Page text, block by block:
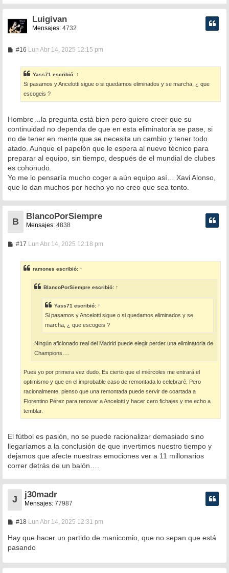
Luigivan
Mensajes:4732
#16M
s
a
j
e
Lun Abr 14, 2025 12:15 pm
Yass71 escribió: ↑
Si pasamos y Ancelotti sigue o si quedamos eliminados y se marcha, ¿ que
escogeis ?
Hombre…la pregunta está bien pero quiero creer que su
continuidad no dependa de que en esta eliminatoria se pase, si
no de tener en mente que se necesita un cambio y tener todo
atado. Aunque el papelòn que le espera al nuevo técnico para
preparar al equipo, sin tiempo, después de el mundial de clubes
es cohonudo.
Yo me lo pensaría mucho coger a aún equipo así… Xavi Alonso,
que lo dan muchos por hecho yo no creo que sea tonto.
B
BlancoPorSiempre
Mensajes: 4838
#17M
s
a
Lun Abr 14, 2025 12:18 pm
ramones escribió: ↑
BlancoPorSiempre escribió: ↑
Yass71 escribió: ↑
Si pasamos y Ancelotti sigue o si quedamos eliminados y se
marcha, ¿ que escogeis ?
Ningún aficionado real del Madrid puede elegir perder una eliminatoria de
Champions….
Pues yo por primera vez dudo. Es cierto que el miércoles me entrará el
optimismo y que en el improbable caso de remontada lo celebraré. Pero
racionalmente, pienso que una remontada puede servir de coartada a
Florentino Pérez para renovar a Ancelotti y hacer cero fichajes y me echo a
temblar.
El fútbol es pasión, no se puede racionalizar demasiado sino
llegaríamos a la conclusión de que invertimos nuestro tiempo y
dejamos que afecte nuestras emociones ver a 11 millonarios
correr detrás de un balón….
J
j30madr
Mensajes: 77987
#18M
n
s
a
e
Lun Abr 14, 2025 12:31 pm
Hay que hacer un partido de manicomio, que no sepan que está
pasando